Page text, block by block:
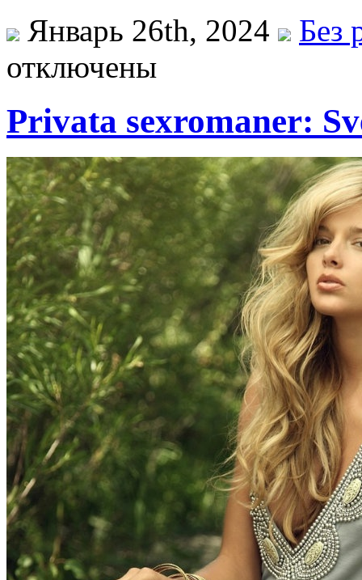
Январь 26th, 2024
Без
отключены
Privata sexromaner: